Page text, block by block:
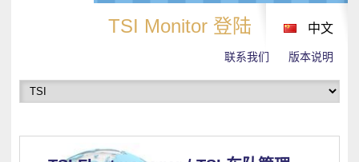
TSI Monitor 登陆 中文
联系我们 版本说明